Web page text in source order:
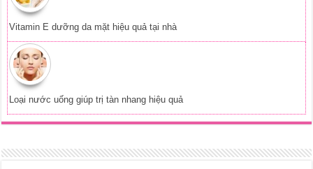
Copyright © 2017 - 2026Cẩm Nang Làm Đẹp, All Rights Reserved -